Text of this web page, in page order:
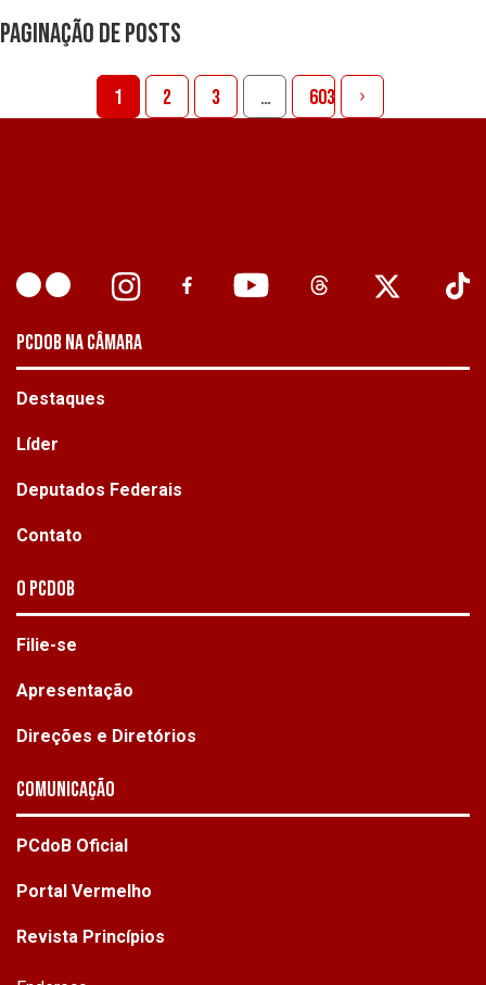
Paginação de posts
1 2 3 … 603
PCDOB NA CÂMARA
Destaques
Líder
Deputados Federais
Contato
O PCdoB
Filie-se
Apresentação
Direções e Diretórios
Comunicação
PCdoB Oficial
Portal Vermelho
Revista Princípios